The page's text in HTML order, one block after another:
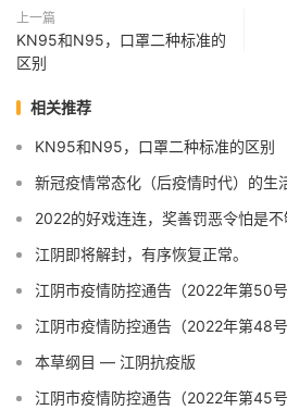
上一篇
KN95和N95，口罩二种标准的
区别
相关推荐
KN95和N95，口罩二种标准的区别
新冠疫情常态化（后疫情时代）的生
2022的好戏连连，奖善罚恶令怕是不
江阴即将解封，有序恢复正常。
江阴市疫情防控通告（2022年第50号
江阴市疫情防控通告（2022年第48号
本草纲目 — 江阴抗疫版
江阴市疫情防控通告（2022年第45号